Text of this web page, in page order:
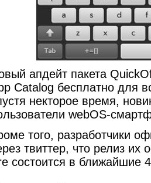
апдейт пакета
Catalog бесплатно для
некторое время,
webOS-
того, разработчики
твиттер, что релиз
состоится в ближайшие